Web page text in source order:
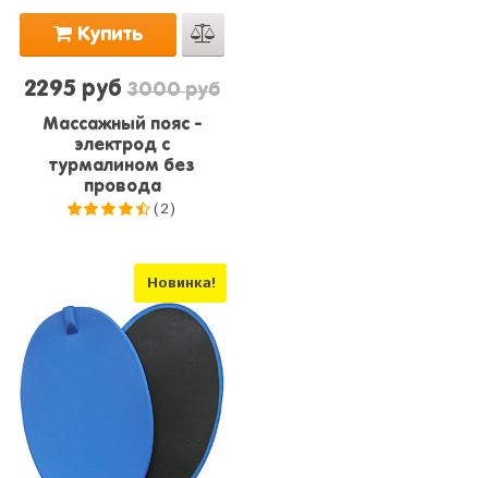
Купить
2295 руб3000 руб
Массажный пояс -
электрод с
турмалином без
провода
(2)
Новинка!